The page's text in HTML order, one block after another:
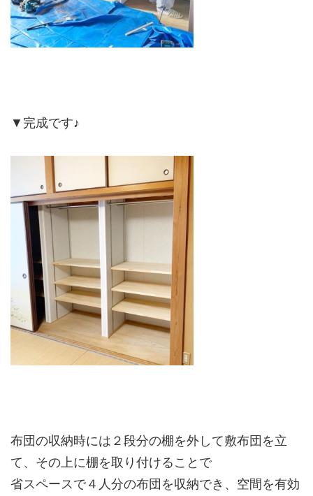
▼完成です♪
布団の収納時には２段分の棚を外して敷布団を立
て、その上に棚を取り付けることで
省スペースで４人分の布団を収納でき、空間を有効